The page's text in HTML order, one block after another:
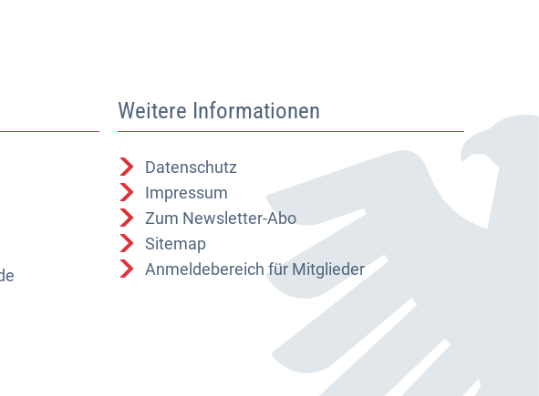
Weitere Informationen
Datenschutz
Impressum
Zum Newsletter-Abo
Sitemap
Anmeldebereich für Mitglieder